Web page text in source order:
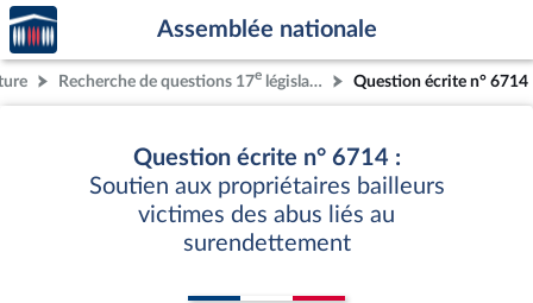
Aller au contenu
Aller en bas de la page
Accèder
à la
page
d'accueil
Assemblée nationale
Recherche de questions 17e législature Question écrite n° 6714
Question écrite n° 6714 :
Soutien aux propriétaires bailleurs
victimes des abus liés au
surendettement